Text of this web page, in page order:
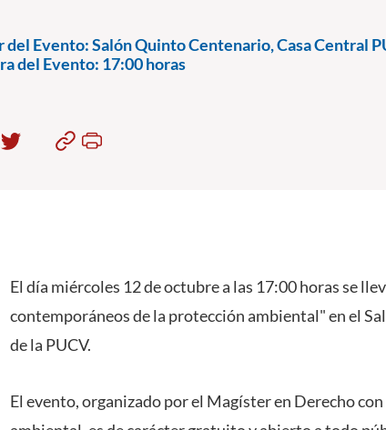
del Evento:Salón Quinto Centenario, Casa Central
del Evento: 17:00 horas
El día miércoles 12 de octubre a las 17:00 horas se
contemporáneos de la protección ambiental" en el
de la PUCV.
El evento, organizado por el Magíster en Derecho